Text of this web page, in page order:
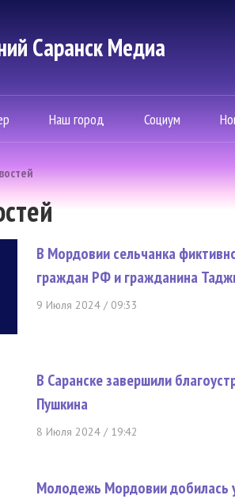
Саранск Mедиа
Наш город Социум
В Мордовии сельчанка
граждан РФ и гражданина
9 Июля 2024 / 09:33
В Саранске завершили
Пушкина
8 Июля 2024 / 19:42
Молодежь Мордовии добилась